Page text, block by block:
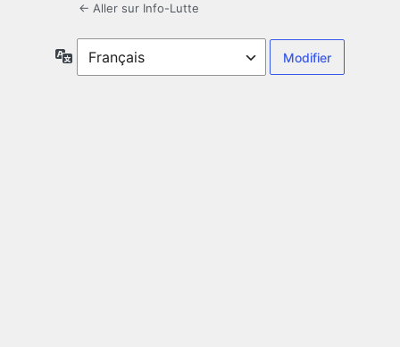
← Aller sur Info-Lutte
Langue